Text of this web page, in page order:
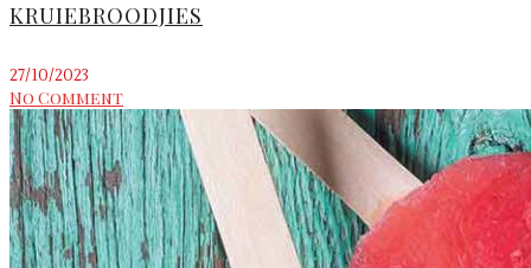
KRUIEBROODJIES
27/10/2023
No Comment